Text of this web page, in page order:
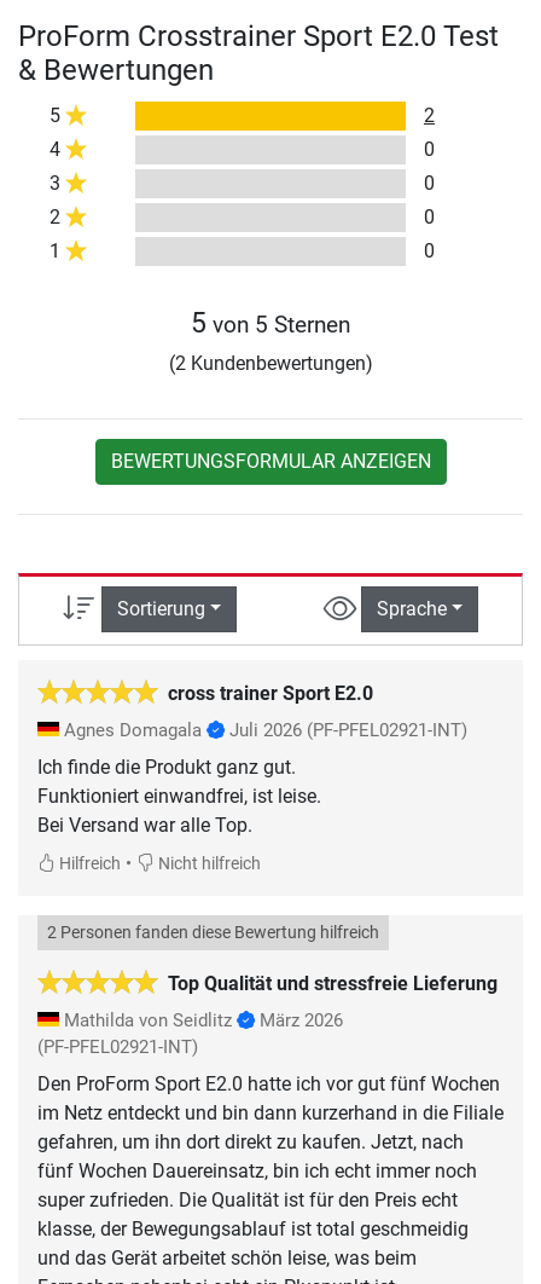
ProForm Crosstrainer Sport E2.0 Test
& Bewertungen
5
2
4
0
3
0
2
0
1
0
5 von 5 Sternen
(2 Kundenbewertungen)
BEWERTUNGSFORMULAR ANZEIGEN
Sortierung Sprache
cross trainer Sport E2.0
Agnes Domagala Juli 2026 (PF-PFEL02921-INT)
Ich finde die Produkt ganz gut.
Funktioniert einwandfrei, ist leise.
Hilfreich • Nicht hilfreich
Top Qualität und stressfreie Lieferung
2 Personen fanden diese Bewertung hilfreich
Mathilda von Seidlitz
März 2026
(PF-PFEL02921-INT)
Den ProForm Sport E2.0 hatte ich vor gut fünf Wochen
im Netz entdeckt und bin dann kurzerhand in die Filiale
gefahren, um ihn dort direkt zu kaufen. Jetzt, nach
fünf Wochen Dauereinsatz, bin ich echt immer noch
super zufrieden. Die Qualität ist für den Preis echt
klasse, der Bewegungsablauf ist total geschmeidig
und das Gerät arbeitet schön leise, was beim